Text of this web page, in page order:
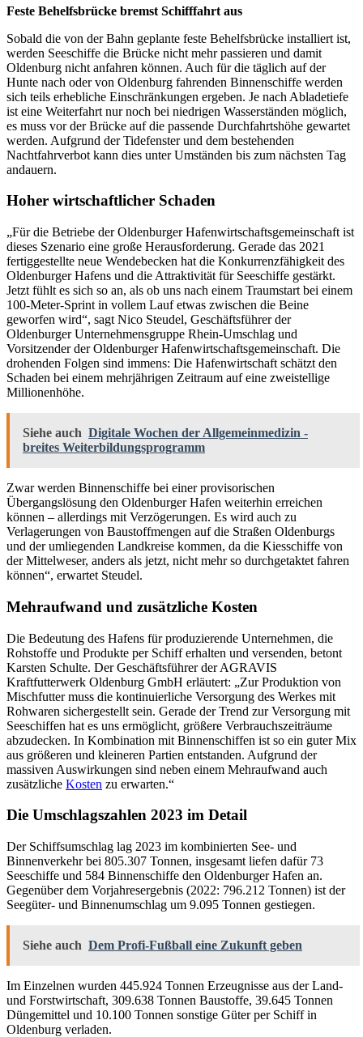
Feste Behelfsbrücke bremst Schifffahrt aus
Sobald die von der Bahn geplante feste Behelfsbrücke installiert ist,
werden Seeschiffe die Brücke nicht mehr passieren und damit
Oldenburg nicht anfahren können. Auch für die täglich auf der
Hunte nach oder von Oldenburg fahrenden Binnenschiffe werden
sich teils erhebliche Einschränkungen ergeben. Je nach Abladetiefe
ist eine Weiterfahrt nur noch bei niedrigen Wasserständen möglich,
es muss vor der Brücke auf die passende Durchfahrtshöhe gewartet
werden. Aufgrund der Tidefenster und dem bestehenden
Nachtfahrverbot kann dies unter Umständen bis zum nächsten Tag
andauern.
Hoher wirtschaftlicher Schaden
„Für die Betriebe der Oldenburger Hafenwirtschaftsgemeinschaft ist
dieses Szenario eine große Herausforderung. Gerade das 2021
fertiggestellte neue Wendebecken hat die Konkurrenzfähigkeit des
Oldenburger Hafens und die Attraktivität für Seeschiffe gestärkt.
Jetzt fühlt es sich so an, als ob uns nach einem Traumstart bei einem
100-Meter-Sprint in vollem Lauf etwas zwischen die Beine
geworfen wird“, sagt Nico Steudel, Geschäftsführer der
Oldenburger Unternehmensgruppe Rhein-Umschlag und
Vorsitzender der Oldenburger Hafenwirtschaftsgemeinschaft. Die
drohenden Folgen sind immens: Die Hafenwirtschaft schätzt den
Schaden bei einem mehrjährigen Zeitraum auf eine zweistellige
Millionenhöhe.
Siehe auch Digitale Wochen der Allgemeinmedizin -
breites Weiterbildungsprogramm
Zwar werden Binnenschiffe bei einer provisorischen
Übergangslösung den Oldenburger Hafen weiterhin erreichen
können – allerdings mit Verzögerungen. Es wird auch zu
Verlagerungen von Baustoffmengen auf die Straßen Oldenburgs
und der umliegenden Landkreise kommen, da die Kiesschiffe von
der Mittelweser, anders als jetzt, nicht mehr so durchgetaktet fahren
können“, erwartet Steudel.
Mehraufwand und zusätzliche Kosten
Die Bedeutung des Hafens für produzierende Unternehmen, die
Rohstoffe und Produkte per Schiff erhalten und versenden, betont
Karsten Schulte. Der Geschäftsführer der AGRAVIS
Kraftfutterwerk Oldenburg GmbH erläutert: „Zur Produktion von
Mischfutter muss die kontinuierliche Versorgung des Werkes mit
Rohwaren sichergestellt sein. Gerade der Trend zur Versorgung mit
Seeschiffen hat es uns ermöglicht, größere Verbrauchszeiträume
abzudecken. In Kombination mit Binnenschiffen ist so ein guter Mix
aus größeren und kleineren Partien entstanden. Aufgrund der
massiven Auswirkungen sind neben einem Mehraufwand auch
zusätzliche Kosten zu erwarten.“
Die Umschlagszahlen 2023 im Detail
Der Schiffsumschlag lag 2023 im kombinierten See- und
Binnenverkehr bei 805.307 Tonnen, insgesamt liefen dafür 73
Seeschiffe und 584 Binnenschiffe den Oldenburger Hafen an.
Gegenüber dem Vorjahresergebnis (2022: 796.212 Tonnen) ist der
Seegüter- und Binnenumschlag um 9.095 Tonnen gestiegen.
Siehe auch Dem Profi-Fußball eine Zukunft geben
Im Einzelnen wurden 445.924 Tonnen Erzeugnisse aus der Land-
und Forstwirtschaft, 309.638 Tonnen Baustoffe, 39.645 Tonnen
Düngemittel und 10.100 Tonnen sonstige Güter per Schiff in
Oldenburg verladen.